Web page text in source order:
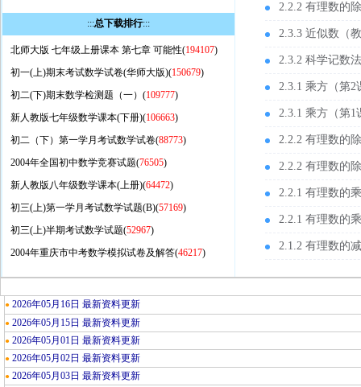
:::总下载排行:::
北师大版 七年级上册课本 第七章 可能性(194107)
初一(上)期末考试数学试卷(华师大版)(150679)
初二(下)期末数学检测题（一）(109777)
新人教版七年级数学课本(下册)(106663)
初二（下）第一学月考试数学试卷(88773)
2004年全国初中数学竞赛试题(76505)
新人教版八年级数学课本(上册)(64472)
初三(上)第一学月考试数学试题(B)(57169)
初三(上)半期考试数学试题(52967)
2004年重庆市中考数学模拟试卷及解答(46217)
2.2.2 有理数的
2.3.3 近似数（
2.3.2 科学记数
2.3.1 乘方（第
2.3.1 乘方（第
2.2.2 有理数的
2.2.2 有理数的
2.2.1 有理数的
2.2.1 有理数的
2.1.2 有理数的
● 2026年05月16日 最新资料更新
● 2026年05月15日 最新资料更新
● 2026年05月01日 最新资料更新
● 2026年05月02日 最新资料更新
● 2026年05月03日 最新资料更新